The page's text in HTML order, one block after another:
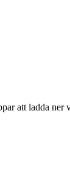
att ladda